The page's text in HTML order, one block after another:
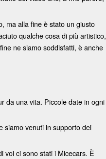
ma alla fine è stato un giusto
qualche cosa di più artistico,
ne siamo soddisfatti, è anche
da una vita. Piccole date in ogni
siamo venuti in supporto dei
voi ci sono stati i Micecars. È